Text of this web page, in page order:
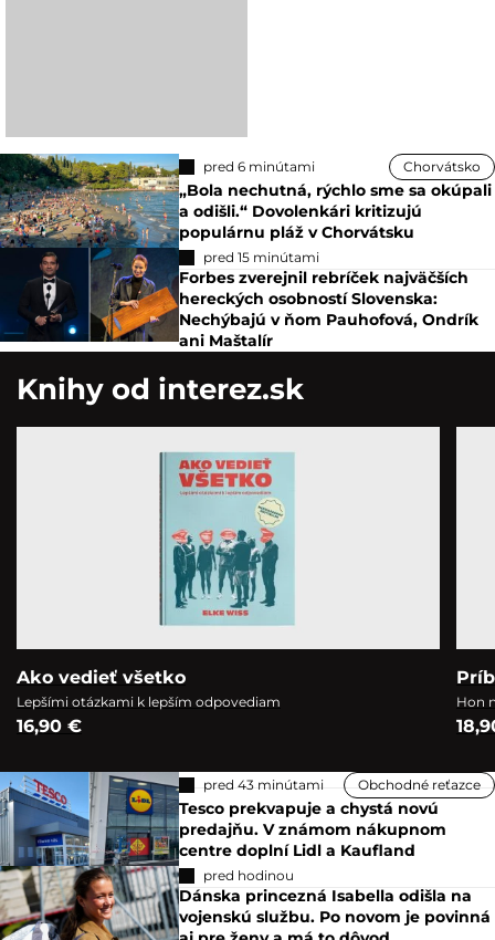
pred 6 minútami Chorvátsko
„Bola nechutná, rýchlo sme sa okúpali
a odišli.“ Dovolenkári kritizujú
populárnu pláž v Chorvátsku
pred 15 minútami
Forbes zverejnil rebríček najväčších
hereckých osobností Slovenska:
Nechýbajú v ňom Pauhofová, Ondrík
ani Maštalír
Knihy od interez.sk
Ako vedieť všetko
Lepšími otázkami k lepším odpovediam
16,90 €
Hon
pred 43 minútami Obchodné reťazce
Tesco prekvapuje a chystá novú
predajňu. V známom nákupnom
centre doplní Lidl a Kaufland
pred hodinou
Dánska princezná Isabella odišla na
vojenskú službu. Po novom je povinná